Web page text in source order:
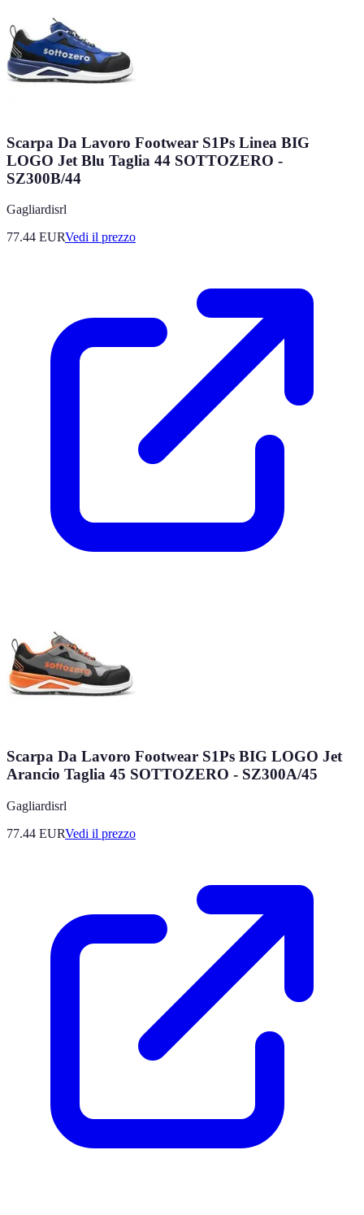
Scarpa Da Lavoro Footwear S1Ps Linea BIG
LOGO Jet Blu Taglia 44 SOTTOZERO -
SZ300B/44
Gagliardisrl
77.44 EURVedi il prezzo
Scarpa Da Lavoro Footwear S1Ps BIG LOGO Jet
Arancio Taglia 45 SOTTOZERO - SZ300A/45
Gagliardisrl
77.44 EURVedi il prezzo